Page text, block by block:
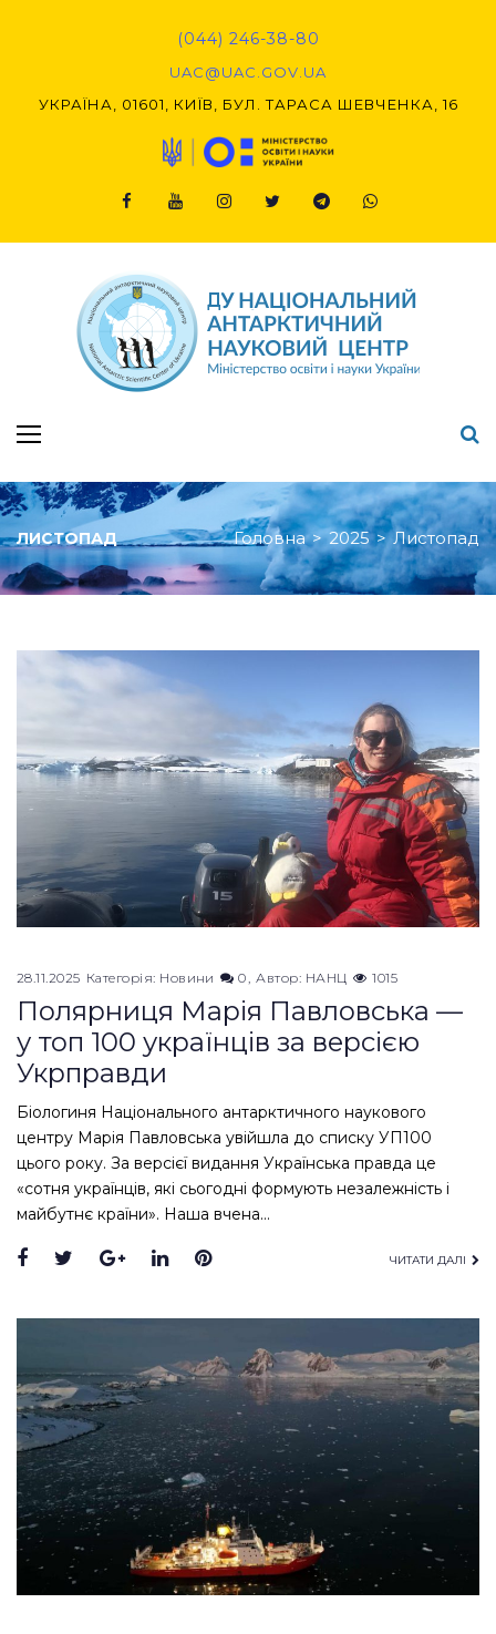
(044) 246-38-80
UAC@UAC.GOV.UA​​
УКРАЇНА, 01601, КИЇВ, БУЛ. ТАРАСА ШЕВЧЕНКА, 16
ЛИСТОПАД Головна > 2025 > Листопад
Місяць:
Листопад
2025
28.11.2025 Категорія: Новини 0 Автор: НАНЦ 1015
Полярниця Марія Павловська —
у топ 100 українців за версією
Укрправди
Біологиня Національного антарктичного наукового
центру Марія Павловська увійшла до списку УП100
цього року. За версієї видання Українська правда це
«сотня українців, які сьогодні формують незалежність і
майбутнє країни». Наша вчена…
Facebook
TwitterGoogle+
LinkedInPinterest ЧИТАТИ ДАЛІ